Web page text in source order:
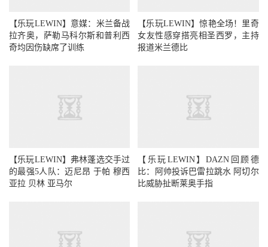
【乐玩LEWIN】意媒：米兰备战
拉齐奥，萨勒马科尔斯和普利西
奇均因伤缺席了训练
【乐玩LEWIN】惊艳全场！里奇
女友性感穿搭亮相圣西罗，主持
报道米兰德比
【乐玩LEWIN】弗林蓬选交手过
的最强5人队：迈尼昂 于帕 穆西
亚拉 贝林 亚马尔
【乐玩LEWIN】DAZN回顾德
比：阿帅投诉巴雷拉跳水 阿切尔
比威胁扯断莱奥手指